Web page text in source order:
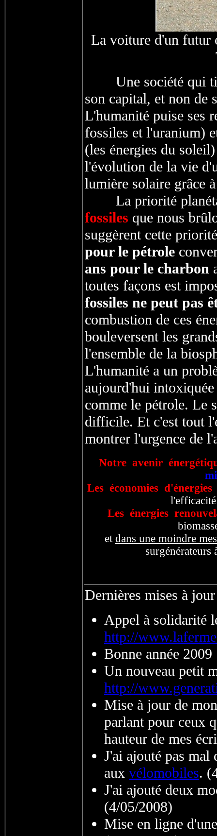
La voiture d'un futur
Une société qui tire
son capital, et non de
L'humanité puise ses
fossiles et l'uranium)
(les énergies du
l'évolution de la vie
lumière solaire grâce
La priorité
fossiles que nous
suggèrent cette
pour le pétrole
ans pour le charbon
toutes façons est
fossiles ne peut pas
combustion de ces
bouleversent les
l'ensemble de la
L'humanité a un
aujourd'hui intoxiquée
comme le pétrole. Le
difficile. Et c'est tout
montrer l'urgence de
Notre avenir
Les économies
Les énergies
et dans une moindre
surgénérateurs
Dernières mises à
Appel à solidarité
http://
Bonne année 2009
Un nouveau petit
http://
Mise à jour de
parlant pour ceux
hauteur de mes
J'ai ajouté pas mal
aux vélomobiles.
J'ai ajouté deux
(4/05/2008)
Mise en ligne